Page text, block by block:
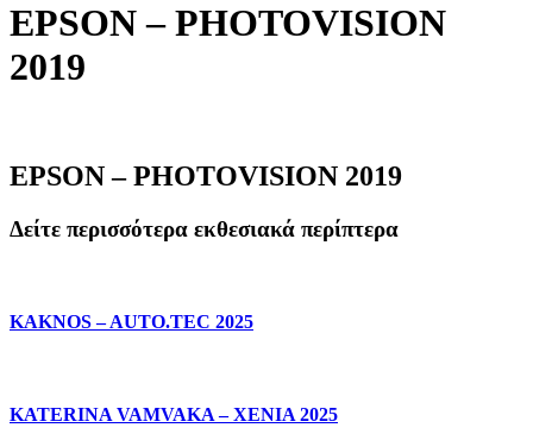
EPSON – PHOTOVISION
2019
EPSON – PHOTOVISION 2019
Δείτε περισσότερα εκθεσιακά περίπτερα
KAKNOS – AUTO.TEC 2025
KATERINA VAMVAKA – XENIA 2025